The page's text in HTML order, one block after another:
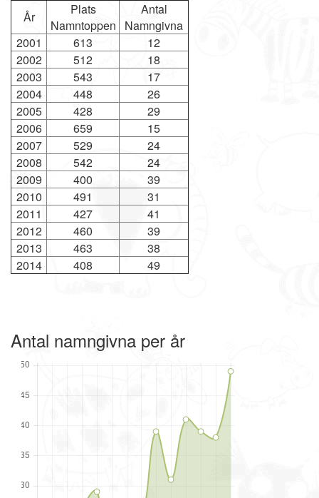
År
Plats
Namntoppen
Antal
Namngivna
2001
613
12
2002
512
18
2003
543
17
2004
448
26
2005
428
29
2006
659
15
2007
529
24
2008
542
24
2009
400
39
2010
491
31
2011
427
41
2012
460
39
2013
463
38
2014
408 49
Antal namngivna per år